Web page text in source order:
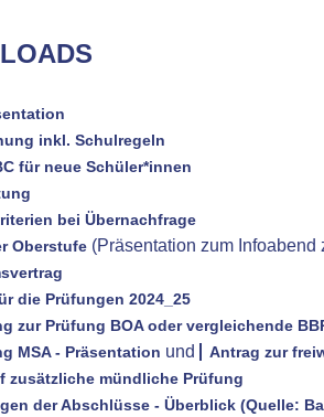
inkl. Schulregeln
für neue Schüler*innen
bei Übernachfrage
Oberstufe (Präsentation zum Infoabend
die Prüfungen 2024_25
zur Prüfung BOA oder vergleichende
MSA - Präsentation und Antrag zur
zusätzliche mündliche Prüfung
der Abschlüsse - Überblick (Quelle: